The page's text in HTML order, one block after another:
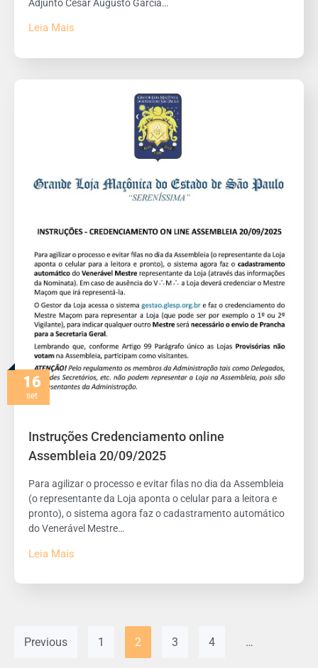
Adjunto Cesar Augusto Garcia…
Leia Mais
16
set
Instruções Credenciamento online
Assembleia 20/09/2025
Para agilizar o processo e evitar filas no dia da Assembleia
(o representante da Loja aponta o celular para a leitora e
pronto), o sistema agora faz o cadastramento automático
do Venerável Mestre…
Leia Mais
Previous 1 2 3 4 …